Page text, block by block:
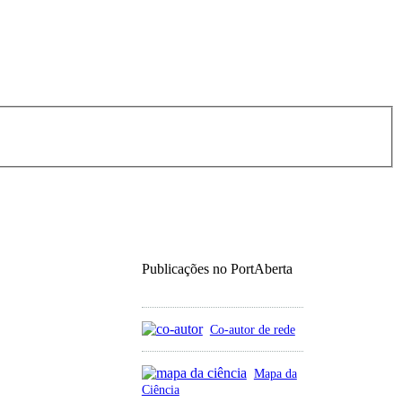
Publicações no PortAberta
Co-autor de rede
Mapa da
Ciência